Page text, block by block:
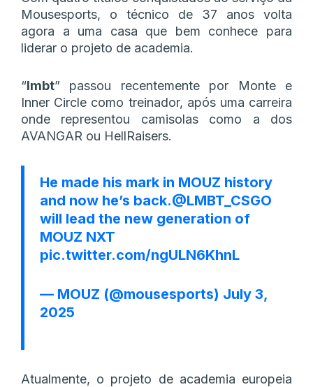
Mousesports, o técnico de 37 anos volta
agora a uma casa que bem conhece para
liderar o projeto de academia.
“lmbt” passou recentemente por Monte e
Inner Circle como treinador, após uma carreira
onde representou camisolas como a dos
AVANGAR ou HellRaisers.
He made his mark in MOUZ history
and now he’s back.@LMBT_CSGO
will lead the new generation of
MOUZ NXT
pic.twitter.com/ngULN6KhnL
— MOUZ (@mousesports) July 3,
2025
Atualmente, o projeto de academia europeia